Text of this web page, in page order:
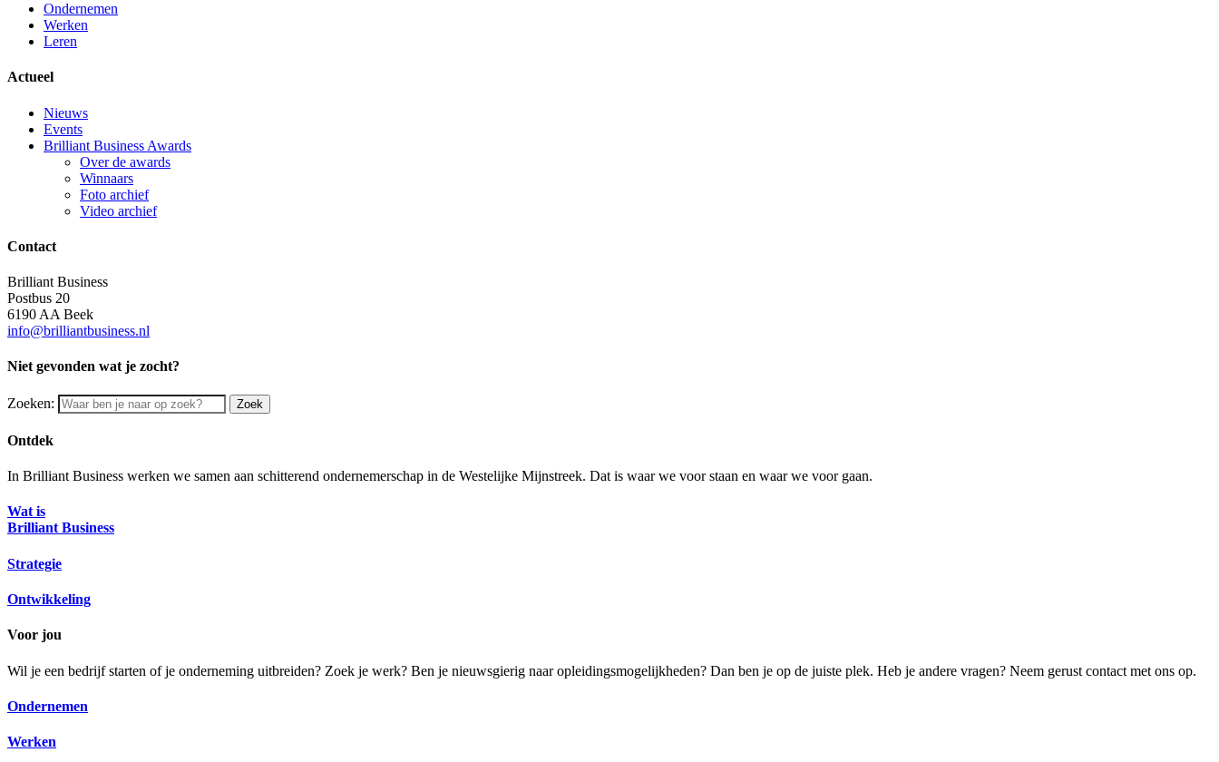
Ondernemen
Werken
Leren
Actueel
Nieuws
Events
Brilliant Business Awards
Over de awards
Winnaars
Foto archief
Video archief
Contact
Brilliant Business
Postbus 20
6190 AA Beek
info@brilliantbusiness.nl
Niet gevonden wat je zocht?
Zoeken: Zoek
Ontdek
In Brilliant Business werken we samen aan schitterend ondernemerschap in de Westelijke Mijnstreek. Dat is waar we voor staan en waar we voor gaan.
Wat is
Brilliant Business
Strategie
Ontwikkeling
Voor jou
Wil je een bedrijf starten of je onderneming uitbreiden? Zoek je werk? Ben je nieuwsgierig naar opleidingsmogelijkheden? Dan ben je op de juiste plek. Heb je andere vragen? Neem gerust contact met ons op.
Ondernemen
Werken